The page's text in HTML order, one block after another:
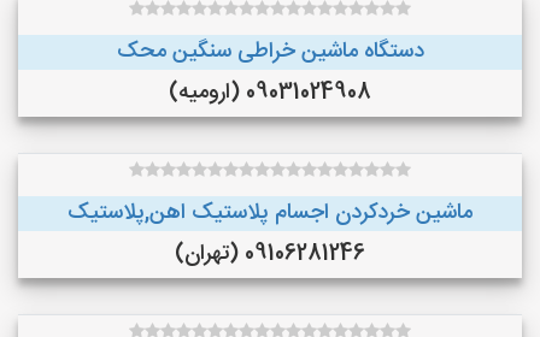
دستگاه ماشین خراطی سنگین محک
09031024908 (ارومیه)
ماشین خردکردن اجسام پلاستیک اهن,پلاستیک
09106281246 (تهران)